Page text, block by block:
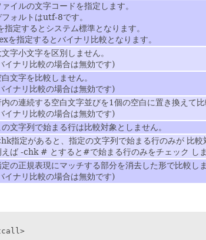
ァイルの文字コードを指定します。
フォルトはutf-8です。
指定するとシステム標準となります。
を指定するとバイナリ比較となります。
文字小文字を区別しません。
イナリ比較の場合は無効です)
白文字を比較しません。
イナリ比較の場合は無効です)
内の連続する空白文字並びを1個の空白に置き換えて比
イナリ比較の場合は無効です)
の文字列で始まる行は比較対象としません。
指定があると、指定の文字列で始まる行のみが 比較
えば -chk # とすると#で始まる行のみをチェック しま
定の正規表現にマッチする部分を消去した形で比較しま
イナリ比較の場合は無効です)